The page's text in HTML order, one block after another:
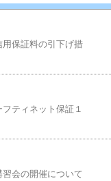
用保証料の引下げ措
ティネット保証１
習会の開催について